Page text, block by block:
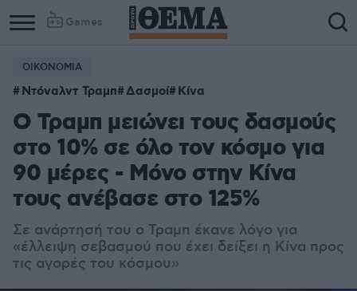
Games
ΟΙΚΟΝΟΜΙΑ
Ντόναλντ Τραμπ Δασμοί Κίνα
Ο Τραμπ μειώνει τους δασμούς
στο 10% σε όλο τον κόσμο για
90 μέρες - Μόνο στην Κίνα
τους ανέβασε στο 125%
Σε ανάρτησή του ο Τραμπ έκανε λόγο για
«έλλειψη σεβασμού που έχει δείξει η Κίνα προς
τις αγορές του κόσμου»